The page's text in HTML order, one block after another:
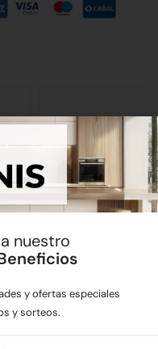
Guantes Descarne
nuestro
y ofertas especiales
y sorteos.